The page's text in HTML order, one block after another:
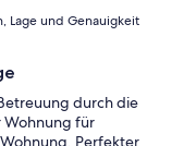
Lage und Genauigkeit
durch die
Wohnung für
Perfekter